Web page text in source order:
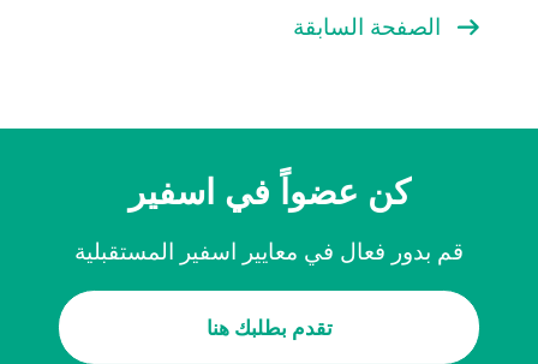
الصفحة السابقة
كن عضواً في اسفير
قم بدور فعال في معايير اسفير المستقبلية
تقدم بطلبك هنا